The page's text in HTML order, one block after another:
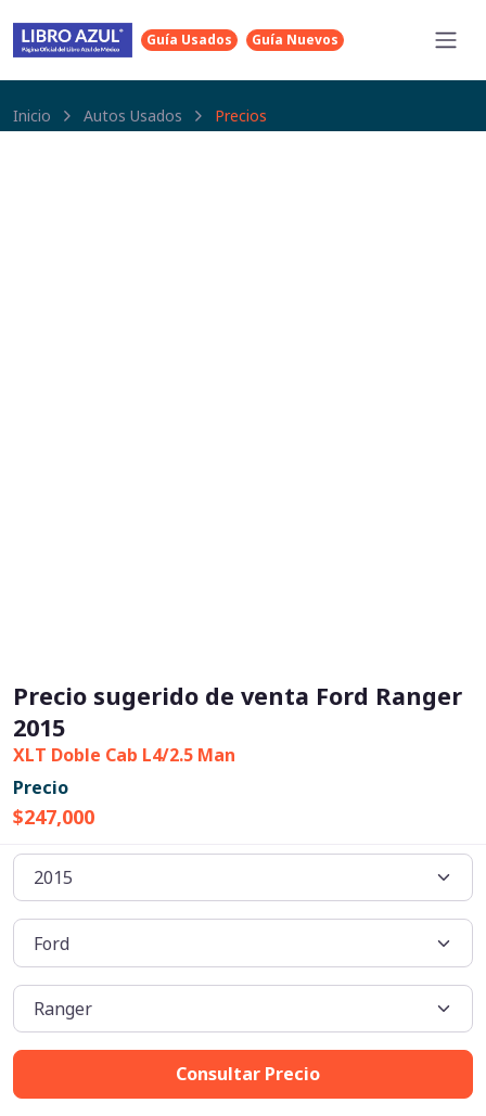
Guía Usados Guía Nuevos
Inicio Autos Usados Precios
Precio sugerido de venta Ford Ranger
2015
XLT Doble Cab L4/2.5 Man
Precio
$247,000
Consultar Precio